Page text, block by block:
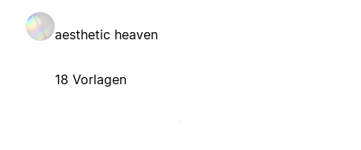
aesthetic heaven
18 Vorlagen